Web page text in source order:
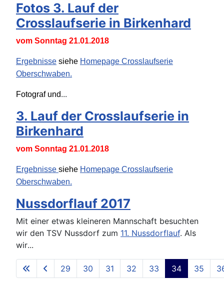
Fotos 3. Lauf der
Crosslaufserie in Birkenhard
vom Sonntag 21.01.2018
Ergebnisse siehe Homepage Crosslaufserie
Oberschwaben.
Fotograf und...
3. Lauf der Crosslaufserie in
Birkenhard
vom Sonntag 21.01.2018
Ergebnisse siehe Homepage Crosslaufserie
Oberschwaben.
Nussdorflauf 2017
Mit einer etwas kleineren Mannschaft besuchten
wir den TSV Nussdorf zum 11. Nussdorflauf. Als
wir...
Seite 34 von 40
29 30 31 32 33 34 35